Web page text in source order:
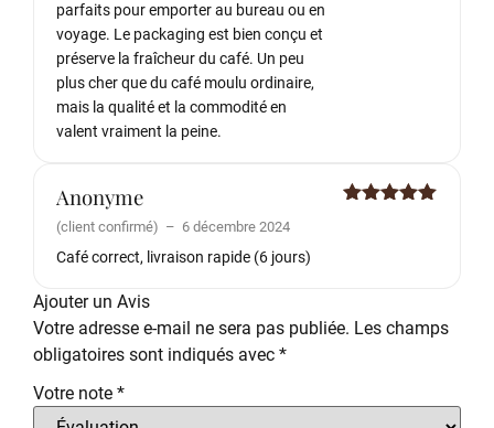
parfaits pour emporter au bureau ou en
voyage. Le packaging est bien conçu et
préserve la fraîcheur du café. Un peu
plus cher que du café moulu ordinaire,
mais la qualité et la commodité en
valent vraiment la peine.
Anonyme
(client confirmé) – 6 décembre 2024
Café correct, livraison rapide (6 jours)
Ajouter un Avis
Votre adresse e-mail ne sera pas publiée. Les champs
obligatoires sont indiqués avec *
Votre note *